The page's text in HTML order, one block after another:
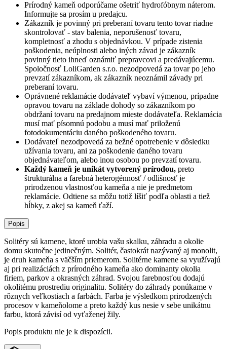
Prírodný kameň odporúčame ošetriť hydrofóbnym náterom.
Informujte sa prosím u predajcu.
Zákazník je povinný pri preberaní tovaru tento tovar riadne
skontrolovať - stav balenia, neporušenosť tovaru,
kompletnosť a zhodu s objednávkou. V prípade zistenia
poškodenia, neúplnosti alebo iných závad je zákazník
povinný tieto ihneď oznámiť prepravcovi a predávajúcemu.
Spoločnosť LoliGarden s.r.o. nezodpovedá za tovar po jeho
prevzatí zákazníkom, ak zákazník neoznámil závady pri
preberaní tovaru.
Oprávnené reklamácie dodávateľ vybaví výmenou, prípadne
opravou tovaru na základe dohody so zákazníkom po
obdržaní tovaru na predajnom mieste dodávateľa. Reklamácia
musí mať písomnú podobu a musí mať priloženú
fotodokumentáciu daného poškodeného tovaru.
Dodávateľ nezodpovedá za bežné opotrebenie v dôsledku
užívania tovaru, ani za poškodenie daného tovaru
objednávateľom, alebo inou osobou po prevzatí tovaru.
Každý kameň je unikát vytvorený prírodou, preto
štrukturálna a farebná heterogénnosť / odlišnosť je
prirodzenou vlastnosťou kameňa a nie je predmetom
reklamácie. Odtiene sa môžu totiž líšiť podľa oblasti a tiež
hĺbky, z akej sa kameň ťaží.
Popis
Solitéry sú kamene, ktoré urobia vašu skalku, záhradu a okolie
domu skutočne jedinečným. Solitér, častokrát nazývaný aj monolit,
je druh kameňa s väčším priemerom. Solitérne kamene sa využívajú
aj pri realizáciách z prírodného kameňa ako dominanty okolia
firiem, parkov a okrasných záhrad. Svojou farebnosťou dodajú
okolitému prostrediu originalitu. Solitéry do záhrady ponúkame v
rôznych veľkostiach a farbách. Farba je výsledkom prirodzených
procesov v kameňolome a preto každý kus nesie v sebe unikátnu
farbu, ktorá závisí od vyťaženej žily.
Popis produktu nie je k dispozícii.